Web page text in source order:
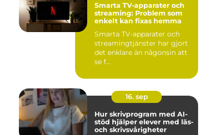
Smarta TV-apparater och
streaming: Problem som
enkelt kan fixas hemma
Smarta TV-apparater och
streamingtjänster har gjort
det enklare än någonsin att
se f...
16. sep
Hur skrivprogram med AI-
stöd hjälper elever med läs-
och skrivsvårigheter